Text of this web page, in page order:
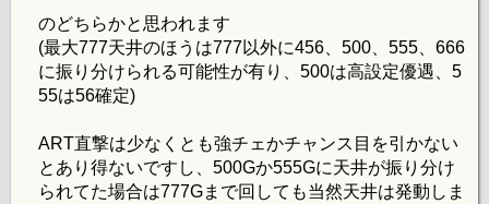
のどちらかと思われます
(最大777天井のほうは777以外に456、500、555、666
に振り分けられる可能性が有り、500は高設定優遇、5
55は56確定)
ART直撃は少なくとも強チェかチャンス目を引かない
とあり得ないですし、500Gか555Gに天井が振り分け
られてた場合は777Gまで回しても当然天井は発動しま